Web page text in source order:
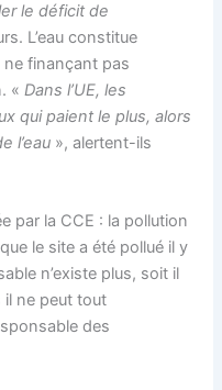
le déficit de
L’eau constitue
ne finançant pas
«Dans l’UE, les
qui paient le plus, alors
l’eau », alertent-ils
par la CCE : la pollution
le site a été pollué il y
n’existe plus, soit il
il ne peut tout
des